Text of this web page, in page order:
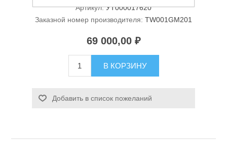
Артикул: УТ000017620
Заказной номер производителя: TW001GM201
69 000,00 ₽
В КОРЗИНУ
Добавить в список пожеланий